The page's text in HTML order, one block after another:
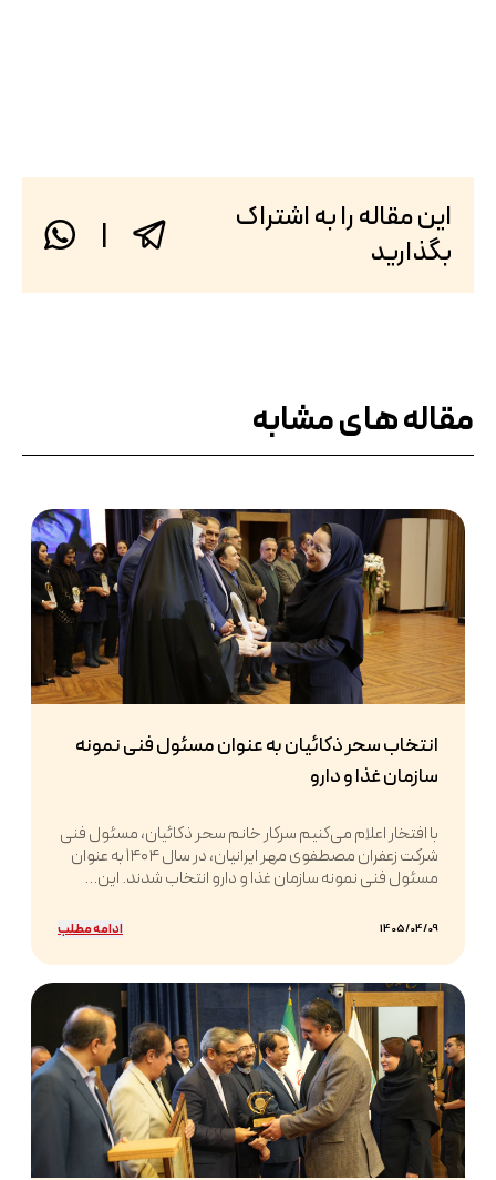
این مقاله را به اشتراک
بگذارید
|
مقاله های مشابه
انتخاب سحر ذکائیان به عنوان مسئول فنی نمونه
سازمان غذا و دارو
با افتخار اعلام می‌کنیم سرکار خانم سحر ذکائیان، مسئول فنی
شرکت زعفران مصطفوی مهر ایرانیان، در سال ۱۴۰۴ به عنوان
مسئول فنی نمونه سازمان غذا و دارو انتخاب شدند. این...
1405/04/09 ادامه مطلب